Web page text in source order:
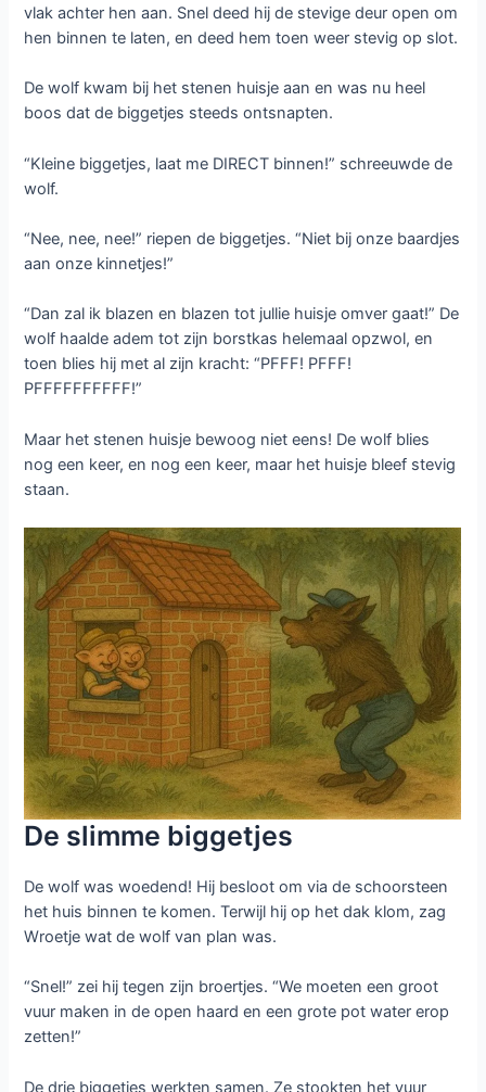
vlak achter hen aan. Snel deed hij de stevige deur open om
hen binnen te laten, en deed hem toen weer stevig op slot.
De wolf kwam bij het stenen huisje aan en was nu heel
boos dat de biggetjes steeds ontsnapten.
“Kleine biggetjes, laat me DIRECT binnen!” schreeuwde de
wolf.
“Nee, nee, nee!” riepen de biggetjes. “Niet bij onze baardjes
aan onze kinnetjes!”
“Dan zal ik blazen en blazen tot jullie huisje omver gaat!” De
wolf haalde adem tot zijn borstkas helemaal opzwol, en
toen blies hij met al zijn kracht: “PFFF! PFFF!
PFFFFFFFFFF!”
Maar het stenen huisje bewoog niet eens! De wolf blies
nog een keer, en nog een keer, maar het huisje bleef stevig
staan.
De slimme biggetjes
De wolf was woedend! Hij besloot om via de schoorsteen
het huis binnen te komen. Terwijl hij op het dak klom, zag
Wroetje wat de wolf van plan was.
“Snel!” zei hij tegen zijn broertjes. “We moeten een groot
vuur maken in de open haard en een grote pot water erop
zetten!”
De drie biggetjes werkten samen. Ze stookten het vuur